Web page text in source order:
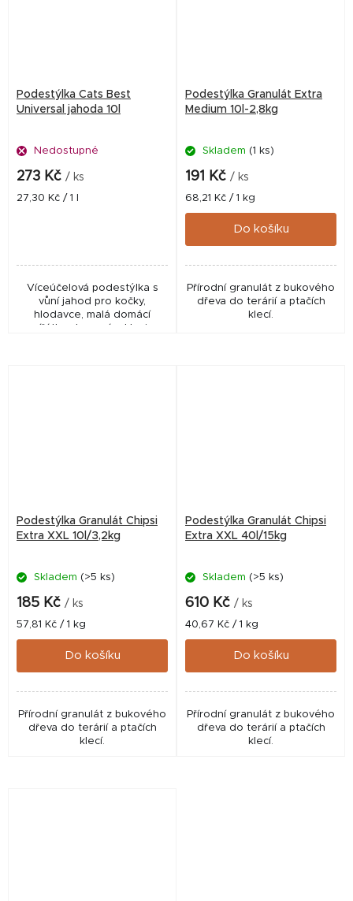
Podestýlka Cats Best
Universal jahoda 10l
Nedostupné
273 Kč / ks
Měrná
27,30 Kč / 1 l
Víceúčelová podestýlka s
vůní jahod pro kočky,
hlodavce, malá domácí
Podestýlka Granulát Extra
Medium 10l-2,8kg
Skladem (1 ks)
191 Kč / ks
Měrná
cena:
68,21 Kč / 1 kg
Do košíku
Přírodní granulát z bukového
dřeva do terárií a ptačích
klecí.
Podestýlka Granulát Chipsi
Extra XXL 10l/3,2kg
Průměrné
hodnocení
produktu
je
5,0
5
hvězdiček.
Skladem (>5 ks)
185 Kč / ks
Měrná
cena:
57,81 Kč / 1 kg
Do košíku
Přírodní granulát z bukového
dřeva do terárií a ptačích
klecí.
Podestýlka Granulát Chipsi
Extra XXL 40l/15kg
Skladem (>5 ks)
610 Kč / ks
Měrná
cena:
40,67 Kč / 1 kg
Do košíku
Přírodní granulát z bukového
dřeva do terárií a ptačích
klecí.